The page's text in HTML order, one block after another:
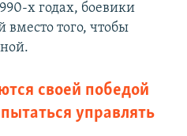
х годах, боевики
вместо того, чтобы
своей победой
управлять